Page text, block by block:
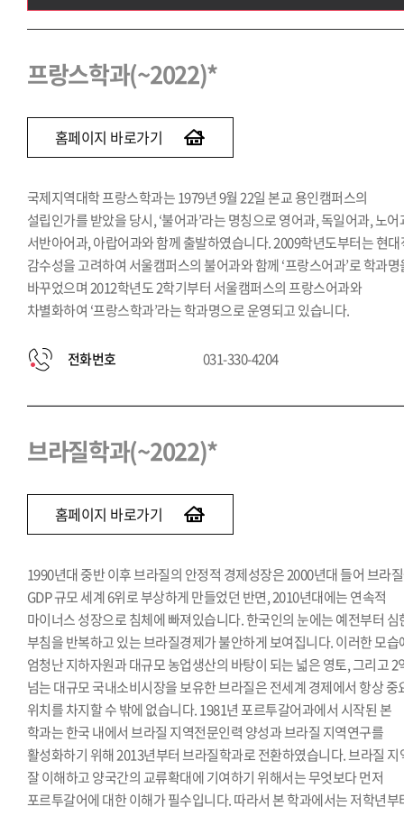
프랑스학과(~2022)
인도학과(~2022)
프랑스학과(~2022)*
홈페이지 바로가기
국제지역대학 프랑스학과는 1979년 9월 22일 본교 용인캠퍼스의
설립인가를 받았을 당시, ‘불어과’라는 명칭으로 영어과, 독일어과, 노어
서반아어과, 아랍어과와 함께 출발하였습니다. 2009학년도부터는 현대
감수성을 고려하여 서울캠퍼스의 불어과와 함께 ‘프랑스어과’로 학과명
바꾸었으며 2012학년도 2학기부터 서울캠퍼스의 프랑스어과와
차별화하여 ‘프랑스학과’라는 학과명으로 운영되고 있습니다.
전화번호 031-330-4204
브라질학과(~2022)*
홈페이지 바로가기
1990년대 중반 이후 브라질의 안정적 경제성장은 2000년대 들어 브라
GDP 규모 세계 6위로 부상하게 만들었던 반면, 2010년대에는 연속적
마이너스 성장으로 침체에 빠져있습니다. 한국인의 눈에는 예전부터 심
부침을 반복하고 있는 브라질경제가 불안하게 보여집니다. 이러한 모습
엄청난 지하자원과 대규모 농업생산의 바탕이 되는 넓은 영토, 그리고 2
넘는 대규모 국내소비시장을 보유한 브라질은 전세계 경제에서 항상 중
위치를 차지할 수 밖에 없습니다. 1981년 포르투갈어과에서 시작된 본
학과는 한국 내에서 브라질 지역전문인력 양성과 브라질 지역연구를
활성화하기 위해 2013년부터 브라질학과로 전환하였습니다. 브라질 지
잘 이해하고 양국간의 교류확대에 기여하기 위해서는 무엇보다 먼저
포르투갈어에 대한 이해가 필수입니다. 따라서 본 학과에서는 저학년부